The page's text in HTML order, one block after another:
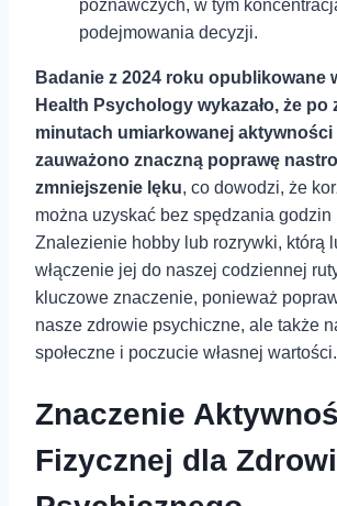
poznawczych, w tym
podejmowania decyzji.
Badanie z 2024 roku opublikowane
Health Psychology wykazało, że po
minutach umiarkowanej aktywności
zauważono znaczną poprawę
zmniejszenie lęku, co dowodzi, że
można uzyskać bez spędzania godzin
Znalezienie hobby lub rozrywki, którą
włączenie jej do naszej codziennej
kluczowe znaczenie, ponieważ
nasze zdrowie psychiczne, ale także
społeczne i poczucie własnej wartości.
Znaczenie
Fizycznej dla